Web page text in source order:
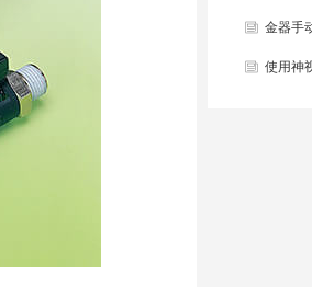
法？
金器手
使用神